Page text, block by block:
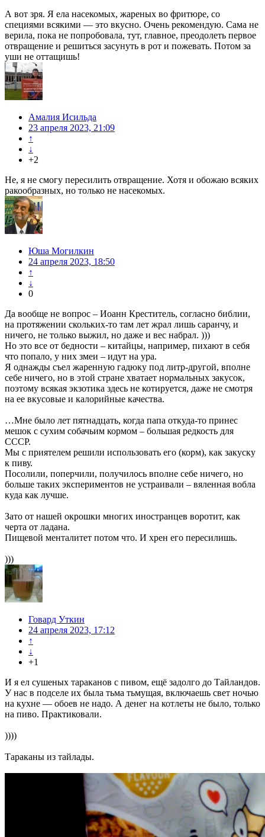
А вот зря. Я ела насекомых, жареных во фритюре, со
специями всякими — это вкусно. Очень рекомендую. Сама не
верила, пока не попробовала, тут, главное, преодолеть первое
отвращение и решиться засунуть в рот и пожевать. Потом за
уши не оттащишь!
Амалия Исильда
23 апреля 2023, 21:09
↑
↓
+2
Не, я не смогу пересилить отвращение. Хотя и обожаю всяких
ракообразных, но только не насекомых.
Юша Могилкин
24 апреля 2023, 18:50
↑
↓
0
Да вообще не вопрос – Иоанн Креститель, согласно библии,
на протяжении скольких-то там лет жрал лишь саранчу, и
ничего, не только выжил, но даже и вес набрал. )))
Но это все от бедности – китайцы, например, пихают в себя
что попало, у них змеи – идут на ура.
Я однажды съел жаренную гадюку под литр-другой, вполне
себе ничего, но в этой стране хватает нормальных закусок,
поэтому всякая экзотика здесь не котируется, даже не смотря
на ее вкусовые и калорийные качества.
…Мне было лет пятнадцать, когда папа откуда-то принес
мешок с сухим собачьим кормом – большая редкость для
СССР.
Мы с приятелем решили использовать его (корм), как закуску
к пиву.
Посолили, поперчили, получилось вполне себе ничего, но
больше таких экспериментов не устраивали – вяленная вобла
куда как лучше.
Зато от нашей окрошки многих иностранцев воротит, как
черта от ладана.
Пищевой менталитет потом что. И хрен его пересилишь.
)))
Говард Уткин
24 апреля 2023, 17:12
↑
↓
+1
И я ел сушеных тараканов с пивом, ещё задолго до Тайландов.
У нас в подселе их была тьма тьмущая, включаешь свет ночью
на кухне — обоев не надо. А денег на котлеты не было, только
на пиво. Практиковали.
))))
Тараканы из тайлады.